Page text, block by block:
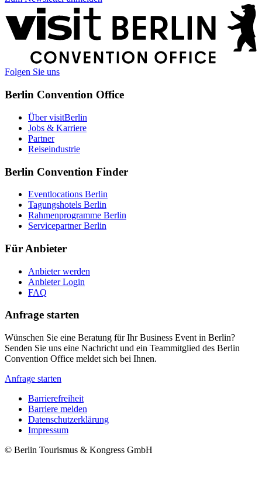
Weitere
Informationen
Folgen Sie uns
Berlin Convention Office
Über visitBerlin
Jobs & Karriere
Partner
Reiseindustrie
Berlin Convention Finder
Eventlocations Berlin
Tagungshotels Berlin
Rahmenprogramme Berlin
Servicepartner Berlin
Für Anbieter
Anbieter werden
Anbieter Login
FAQ
Anfrage starten
Wünschen Sie eine Beratung für Ihr Business Event in Berlin?
Senden Sie uns eine Nachricht und ein Teammitglied des Berlin
Convention Office meldet sich bei Ihnen.
Anfrage starten
Metanavigation
Barrierefreiheit
Barriere melden
Datenschutzerklärung
Impressum
© Berlin Tourismus & Kongress GmbH